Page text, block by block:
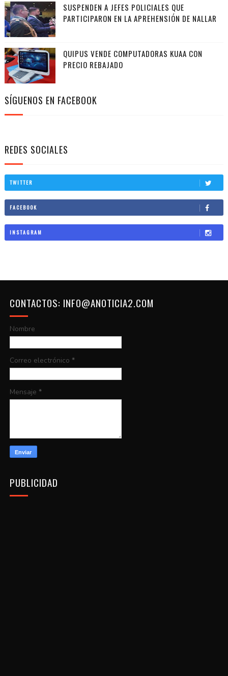
SUSPENDEN A JEFES POLICIALES QUE
PARTICIPARON EN LA APREHENSIÓN DE NALLAR
QUIPUS VENDE COMPUTADORAS KUAA CON
PRECIO REBAJADO
SÍGUENOS EN FACEBOOK
REDES SOCIALES
TWITTER
FACEBOOK
INSTAGRAM
CONTACTOS: INFO@ANOTICIA2.COM
Nombre
Correo electrónico *
Mensaje *
PUBLICIDAD